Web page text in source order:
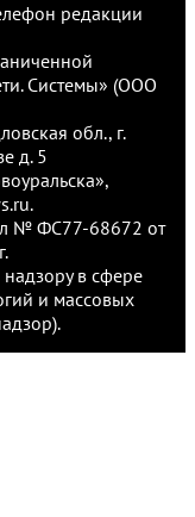
редакции
Системы» (ООО
обл., г.
д. 5
№ ФС77-68672 от
в сфере
и массовых